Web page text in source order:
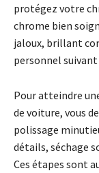
protégez votre
chrome bien
jaloux, brillant
personnel
Pour atteindre
de voiture, vous
polissage
détails, séchage
Ces étapes sont